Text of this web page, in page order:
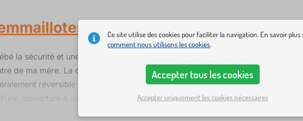
Chancelières et
la sécurité et une couverture à emmailloter peut vous aider. Elle fournira
de ma mère. La couverture à emmailloter peut être très rapidement et
réversible et son utilisation est large. On peut poser l’enfant
couverture à jouer et d’un matelas de change. Elle est fabriquée en 100
de laver la couverture à emmailloter en machine à 40 °C, mais elle ne peut
Ce site utilise des cookies pour faciliter la navigation. En savoir plus
comment nous utilisons les cookies.
Accepter tous les cookies
Accepter uniquement les cookies nécessaires